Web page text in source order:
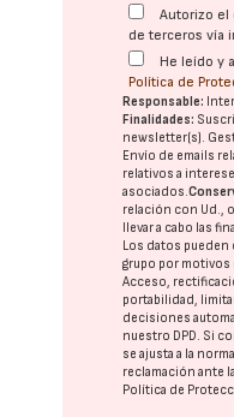
Autorizo el
de terceros vía
He leído y
Política de
Responsable:
Finalidades:
newsletter(s).
Envío de emails
relativos a
asociados.
relación con Ud.,
llevar a cabo las
Los datos pueden
grupo por motivos
Acceso,
portabilidad,
decisiones
nuestro DPD. Si
se ajusta a la
reclamación ante
Política de